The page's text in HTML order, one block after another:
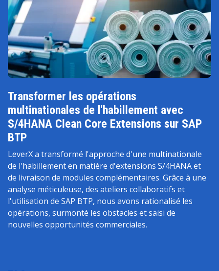
Transformer les opérations
multinationales de l'habillement avec
S/4HANA Clean Core Extensions sur SAP
BTP
LeverX a transformé l'approche d'une multinationale
de l'habillement en matière d'extensions S/4HANA et
de livraison de modules complémentaires. Grâce à une
analyse méticuleuse, des ateliers collaboratifs et
l'utilisation de SAP BTP, nous avons rationalisé les
opérations, surmonté les obstacles et saisi de
nouvelles opportunités commerciales.